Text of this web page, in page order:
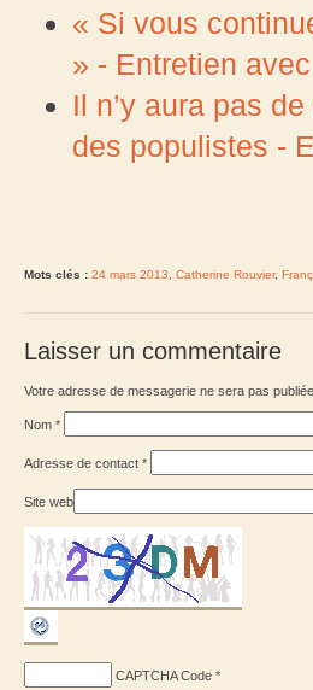
« Si vous
» - Entretien
Il n’y aura pas
des populistes -
Mots clés : 24 mars 2013 Catherine Rouvier,
Laisser un commentaire
Votre adresse de messagerie ne sera pas
Nom *
Adresse de contact *
Site web
CAPTCHA Code *